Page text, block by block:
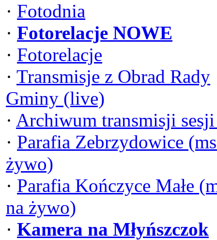
· Fotodnia
· Fotorelacje NOWE
· Fotorelacje
· Transmisje z Obrad Rady
Gminy (live)
· Archiwum transmisji
· Parafia Zebrzydowice
żywo)
· Parafia Kończyce Małe
na żywo)
· Kamera na Młyńszczok